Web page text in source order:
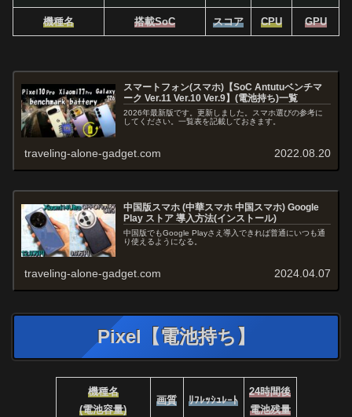
機種名 搭載SoC スコア CPU GPU
スマートフォン(スマホ)【SoC Antutuベンチマ
ーク Ver.11 Ver.10 Ver.9】(電池持ち)一覧
2026年最新版です。更新しました。スマホ選びの参考に
してください。一覧表を記載しておきます。
traveling-alone-gadget.com 2022.08.20
中国版スマホ (中華スマホ 中国スマホ) Google
Play ストア 導入方法(インストール)
中国版でもGoogle Playさえ導入できれば普通にいつも通
り使えるようになる。
traveling-alone-gadget.com 2024.04.07
Pixel【電池持ち】
機種名
(電池容量)
画質 ﾘﾌﾚｯｼｭﾚｰﾄ
24時間後
電池残量